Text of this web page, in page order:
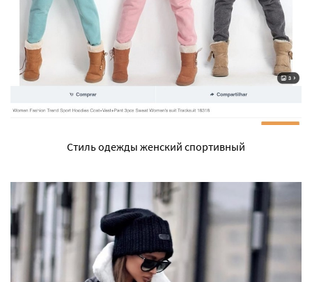
Стиль одежды женский спортивный